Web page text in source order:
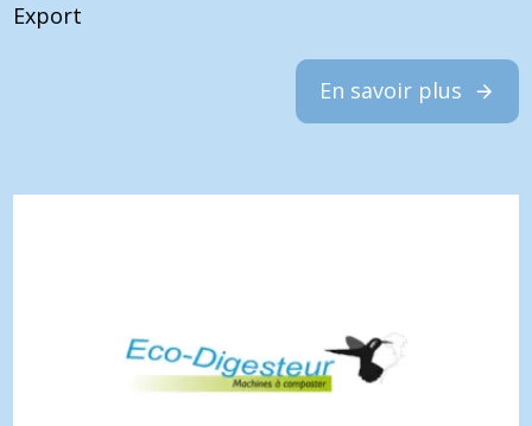
Export
En savoir plus